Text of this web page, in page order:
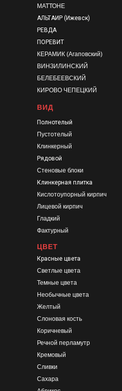
МАТТОНЕ
АЛЬТАИР (Ижевск)
РЕВДА
ПОРЕВИТ
КЕРАМИК (Агаповский)
ВИНЗИЛИНСКИЙ
БЕЛЕБЕЕВСКИЙ
КИРОВО ЧЕПЕЦКИЙ
ВИД
ЦВЕТ
Красные цвета
Светлые цвета
Темные цвета
Необычные цвета
Желтый
Слоновая кость
Коричневый
Речной перламутр
Кремовый
Сливки
Сахара
Полнотелый
Пустотелый
Клинкерный
Рядовой
Стеновые блоки
Клинкерная плитка
Кислотоупорный кирпич
Лицевой кирпич
Гладкий
Фактурный